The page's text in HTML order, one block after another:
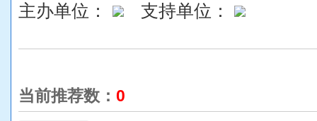
主办单位： 支持单位：
当前推荐数： 0